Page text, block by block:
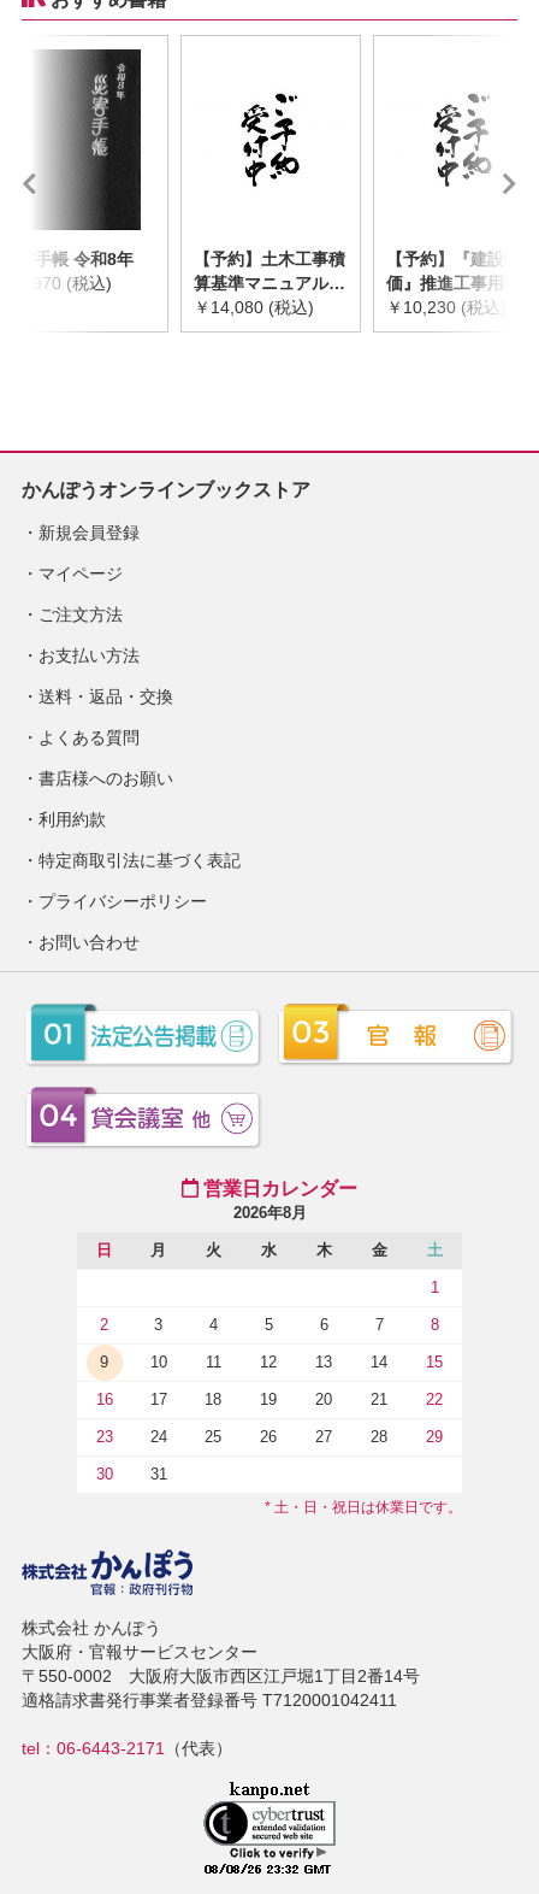
災害手帳 令和8年
￥2,970 (税込)
【予約】土木工事積
算基準マニュアル
令和8年度版
※2026年8月下旬発
￥14,080 (税込)
【予約】『建設物
価』推進工事用機械
器具等基礎価格表
2026年度版
￥10,230 (税込)
かんぽうオンラインブックストア
新規会員登録
マイページ
ご注文方法
お支払い方法
送料・返品・交換
よくある質問
書店様へのお願い
利用約款
特定商取引法に基づく表記
プライバシーポリシー
お問い合わせ
営業日カレンダー
2026年8月
日 月 火 水 木 金 土
1
2 3 4 5 6 7 8
9 10 11 12 13 14 15
16 17 18 19 20 21 22
23 24 25 26 27 28 29
30 31
* 土・日・祝日は休業日です。
株式会社 かんぽう
大阪府・官報サービスセンター
〒550-0002 大阪府大阪市西区江戸堀1丁目2番14号
適格請求書発行事業者登録番号 T7120001042411
tel：06-6443-2171（代表）